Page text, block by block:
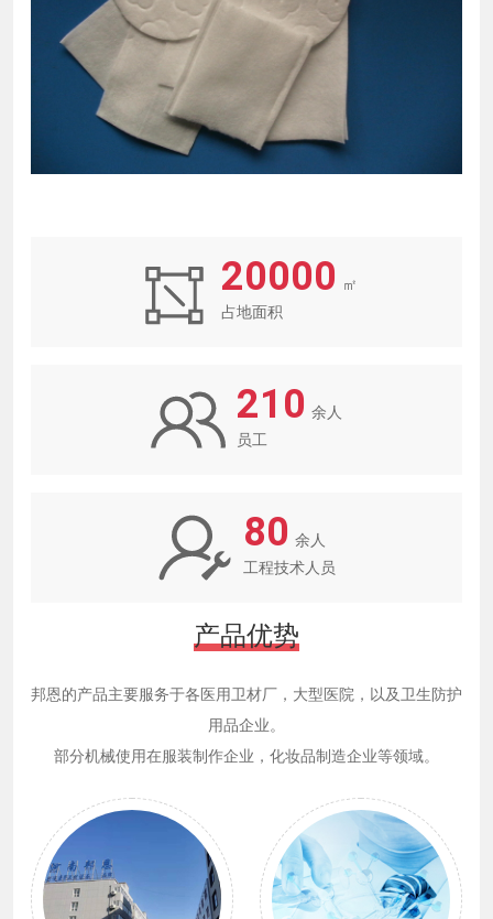
20000 ㎡
占地面积
210 余人
员工
80 余人
工程技术人员
产品优势
邦恩的产品主要服务于各医用卫材厂，大型医院，以及卫生防护
用品企业。
部分机械使用在服装制作企业，化妆品制造企业等领域。